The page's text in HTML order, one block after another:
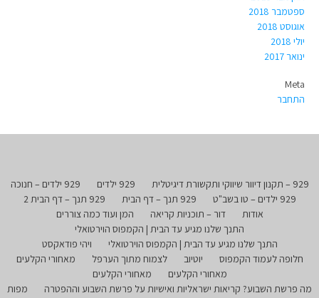
ספטמבר 2018
אוגוסט 2018
יולי 2018
ינואר 2017
Meta
התחבר
929 – תקנון דיוור שיווקי ותקשורת דיגיטלית 929 ילדים
929 ילדים – חנוכה
929 ילדים – טו בשב"ט
929 תנך – דף הבית
929 תנך – דף הבית 2
אודות
דור – תוכניות קריאה
המן ועוד כמה צוררים
התנך שלנו מגיע עד הבית | הקמפוס הוירטואלי
התנך שלנו מגיע עד הבית | הקמפוס הוירטואלי
ויהי פודאקסט
חלופה לעמוד הקמפוס
יוטיוב לצמוח מתוך הערפל
מאחורי הקלעים
מאחורי הקלעים
מאחורי הקלעים
מה פרשת השבוע? קריאות ישראליות ואישיות על פרשת השבוע וההפטרה
מפות